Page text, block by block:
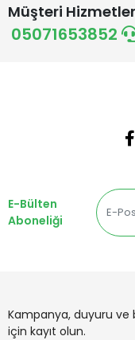
Müşteri
05071653852
E-Bülten
Aboneliği
Kampanya, duyuru
için kayıt olun.